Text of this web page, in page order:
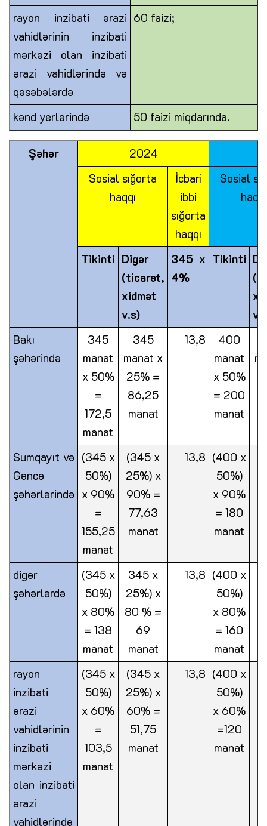
rayon inzibati ərazi
vahidlərinin inzibati
mərkəzi olan inzibati
ərazi vahidlərində və
qəsəbələrdə
60 faizi;
kənd yerlərində 50 faizi miqdarında.
Şəhər 2024
Sosial sığorta
haqqı
İcbari
ibbi
sığorta
haqqı
Sosial
haqqı
Tikinti Digər
(ticarət,
xidmət
v.s)
345 x
4%
Tikinti
Bakı
şəhərində
345
manat
x 50%
=
172,5
manat
345
manat x
25% =
86,25
manat
13,8
400
manat
x 50%
= 200
manat
Sumqayıt və
Gəncə
şəhərlərində
(345 x
50%)
x 90%
=
155,25
manat
(345 x
25%) x
90% =
77,63
manat
13,8 (400 x
50%)
x 90%
= 180
manat
digər
şəhərlərdə
(345 x
50%)
x 80%
= 138
manat
345 x
25%) x
80 % =
69
manat
13,8 (400 x
50%)
x 80%
= 160
manat
rayon
inzibati
ərazi
vahidlərinin
inzibati
mərkəzi
olan inzibati
ərazi
vahidlərində
(345 x
50%)
x 60%
=
103,5
manat
(345 x
25%) x
60% =
51,75
manat
13,8 (400 x
50%)
x 60%
=120
manat